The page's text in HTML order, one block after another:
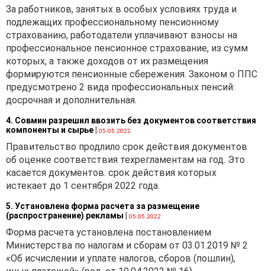
За работников, занятых в особых условиях труда и
подлежащих профессиональному пенсионному
страхованию, работодатели уплачивают взносы на
профессиональное пенсионное страхование, из сумм
которых, а также доходов от их размещения
формируются пенсионные сбережения. Законом о ППС
предусмотрено 2 вида профессиональных пенсий:
досрочная и дополнительная.
4. Совмин разрешил ввозить без документов соответствия
компоненты и сырье
05.05.2022
Правительство продлило срок действия документов
об оценке соответствия техрегламентам на год. Это
касается документов. срок действия которых
истекает до 1 сентября 2022 года.
5. Установлена форма расчета за размещение
(распространение) рекламы
05.05.2022
Форма расчета установлена постановлением
Министерства по налогам и сборам от 03.01.2019 № 2
«Об исчислении и уплате налогов, сборов (пошлин),